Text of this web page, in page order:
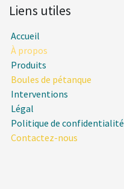
Liens utiles
Accueil
À propos
Produits
Boules de pétanque
Interventions
Légal
Politique de confidentialité
Contactez-nous